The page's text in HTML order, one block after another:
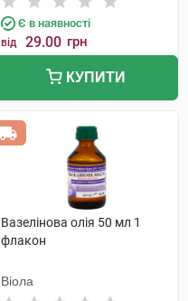
Є в наявності
від 29.00 грн
КУПИТИ
Вазелінова олія 50 мл 1
флакон
Віола